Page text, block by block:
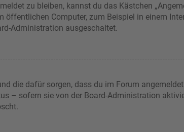
zu bleiben, kannst du das Kästchen
Computer, zum Beispiel in einem
Administration ausgeschaltet.
die dafür sorgen, dass du im Forum
– sofern sie von der Board-Administration